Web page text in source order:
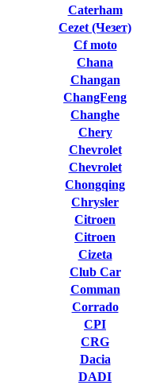
Caterham
Cezet (Чезет)
Cf moto
Chana
Changan
ChangFeng
Changhe
Chery
Chevrolet
Chevrolet
Chongqing
Chrysler
Citroen
Citroen
Cizeta
Club Сar
Comman
Corrado
CPI
CRG
Dacia
DADI